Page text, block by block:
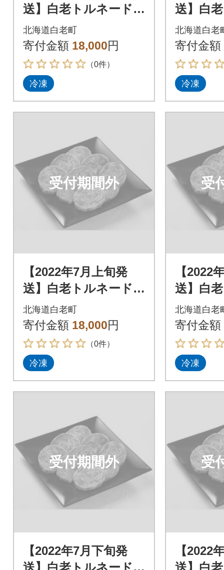
送】白老トルネード
ステーキ 1パック3枚
(合計180g)×3パック
北海道白老町
寄付金額 18,000円
（0件）
冷凍
送】白
ステー
(合計
北海道白老
寄付金額
冷凍
受付期間外
【2022年7月上旬発
送】白老トルネード
ステーキ 1パック3枚
(合計180g)×3パック
北海道白老町
寄付金額 18,000円
（0件）
冷凍
受
【2022
送】白
ステー
(合計
北海道白老
寄付金額
冷凍
受付期間外
【2022年7月下旬発
受
【2022